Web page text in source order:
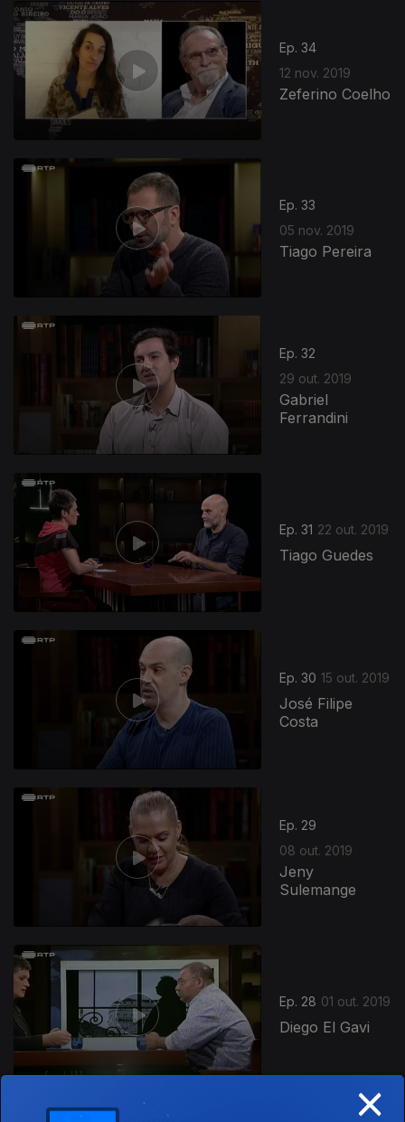
Ep. 34
12 nov. 2019
Zeferino Coelho
Ep. 33
05 nov. 2019
Tiago Pereira
Ep. 32
29 out. 2019
Gabriel
Ferrandini
Ep. 31 22 out. 2019
Tiago Guedes
434716
Ep. 30 15 out. 2019
José Filipe
Costa
Ep. 29
08 out. 2019
Jeny
Sulemange
Ep. 28 01 out. 2019
Diego El Gavi
×